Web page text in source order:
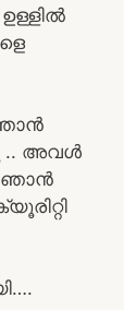
ഉള്ളിൽ
.. അവൾ
ഞാൻ